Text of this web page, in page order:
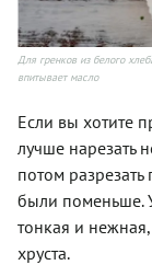
Для гренков из белого
впитывает масло
Если вы хотите
лучше нарезать
потом
были поменьше.
тонкая и
хруста.